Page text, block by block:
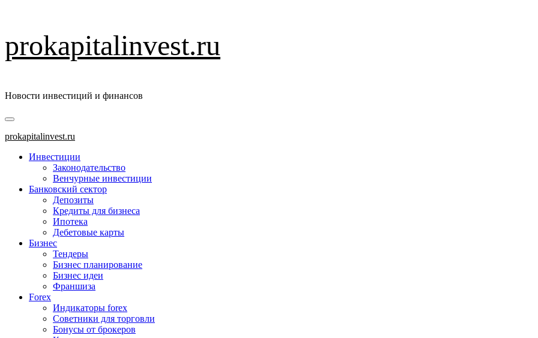
к
содержимому
prokapitalinvest.ru
Новости инвестиций и финансов
Основное
меню
prokapitalinvest.ru
Инвестиции
Законодательство
Венчурные инвестиции
Банковский сектор
Депозиты
Кредиты для бизнеса
Ипотека
Дебетовые карты
Бизнес
Тендеры
Бизнес планирование
Бизнес идеи
Франшиза
Forex
Индикаторы forex
Советники для торговли
Бонусы от брокеров